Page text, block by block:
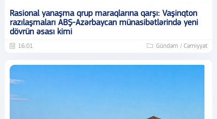
Rasional yanaşma qrup maraqlarına qarşı: Vaşinqton
razılaşmaları ABŞ-Azərbaycan münasibətlərində yeni
dövrün əsası kimi
16:01 Gündəm / Cəmiyyət